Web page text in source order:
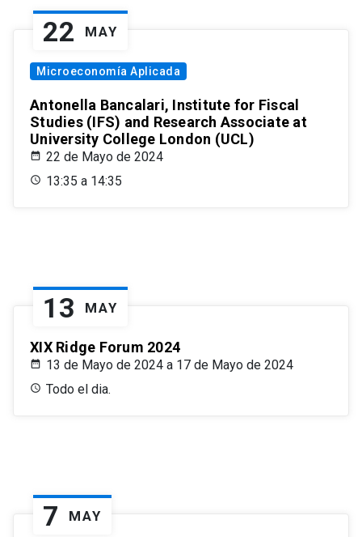
22 MAY
Microeconomía Aplicada
Antonella Bancalari, Institute for Fiscal
Studies (IFS) and Research Associate at
University College London (UCL)
22 de Mayo de 2024
13:35 a 14:35
13 MAY
XIX Ridge Forum 2024
13 de Mayo de 2024 a 17 de Mayo de 2024
Todo el dia.
7 MAY